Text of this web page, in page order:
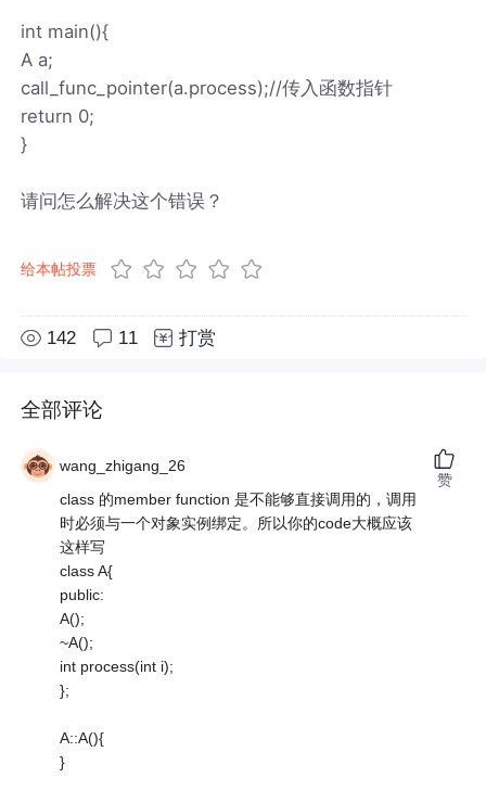
int main(){
A a;
call_func_pointer(a.process);//传入函数指针
return 0;
}
请问怎么解决这个错误？
给本帖投票
142 11 打赏
全部评论
wang_zhigang_26
class 的member function 是不能够直接调用的，调用
时必须与一个对象实例绑定。所以你的code大概应该
这样写
class A{
public:
A();
~A();
int process(int i);
};
A::A(){
}
赞